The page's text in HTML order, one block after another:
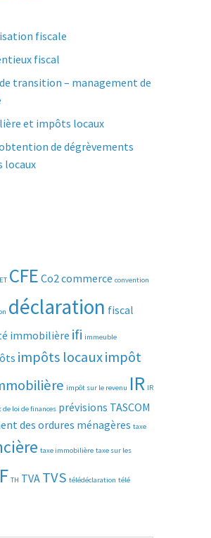
fiscale
fiscal
transition – management de
et impôts locaux
de dégrèvements
locaux
CFE Co2commerce convention
déclaration fiscal
immobilière ifi immeuble
impôts locauximpôt
impôt sur le revenu IR IR
de loi de finances prévisions TASCOM
des ordures ménagères taxe
taxe immobilière taxe sur les
TH TVA TVS télédéclaration télé